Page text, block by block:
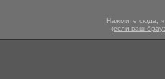
Нажмите сюда,
(если ваш